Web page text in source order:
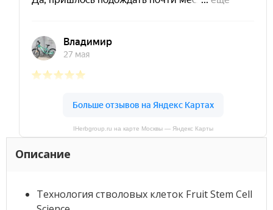
IHerbgroup.ru на карте Москвы — Яндекс Карты
Описание
Технология стволовых клеток Fruit Stem Cell